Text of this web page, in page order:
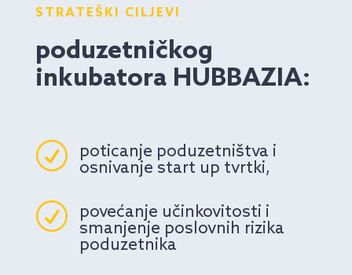
STRATEŠKI CILJEVI
poduzetničkog
inkubatora HUBBAZIA:
R
poticanje poduzetništva i
osnivanje start up tvrtki,
R
povećanje učinkovitosti i
smanjenje poslovnih rizika
poduzetnika